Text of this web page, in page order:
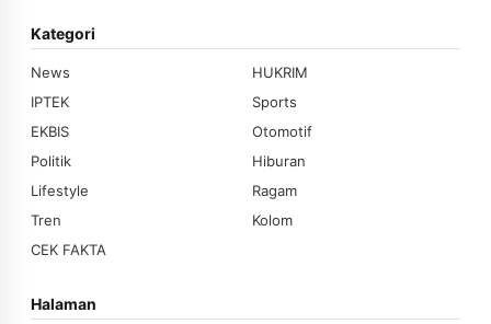
Kategori
News
HUKRIM
IPTEK
Sports
EKBIS
Otomotif
Politik
Hiburan
Lifestyle
Ragam
Tren
Kolom
CEK FAKTA
Halaman